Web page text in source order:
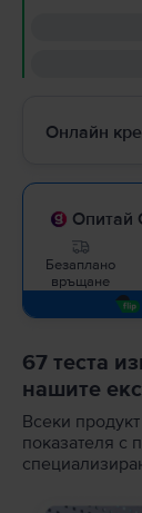
Онлайн
Опитай
Безаплано
връщане
67 теста
нашите
Всеки
показателя с